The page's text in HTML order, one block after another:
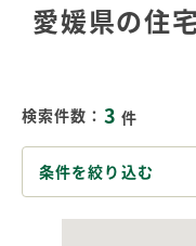
愛媛県の住
検索件数： 3 件
条件を絞り込む